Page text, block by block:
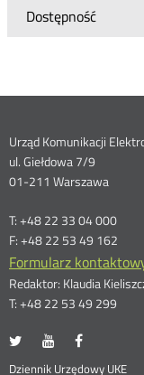
Dostępność
Dane
kontaktowe
Urząd Komunikacji
ul. Giełdowa 7/9
01-211 Warszawa
T: +48 22 33 04 000
F: +48 22 53 49 162
Formularz
Redaktor: Klaudia
T: +48 22 53 49 299
UKE
OtwórzUKE
Otwórz
Dziennik Urzędowy UKE